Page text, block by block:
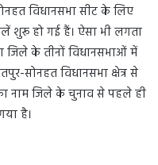
विधानसभा सीट के लिए
शुरू हो गई हैं। ऐसा भी लगता
जिले के तीनों विधानसभाओं में
सोनहत विधानसभा क्षेत्र से
नाम जिले के चुनाव से पहले ही
है।